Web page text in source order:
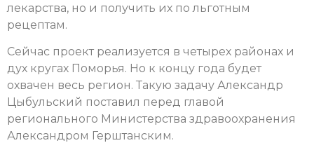
лекарства, но и получить их по льготным
рецептам.
Сейчас проект реализуется в четырех районах и
дух кругах Поморья. Но к концу года будет
охвачен весь регион. Такую задачу Александр
Цыбульский поставил перед главой
регионального Министерства здравоохранения
Александром Герштанским.